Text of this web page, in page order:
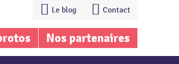
Le blog Contact
Nos partenaires